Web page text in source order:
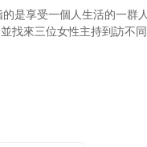
是享受一個人生活的一
找來三位女性主持到訪不